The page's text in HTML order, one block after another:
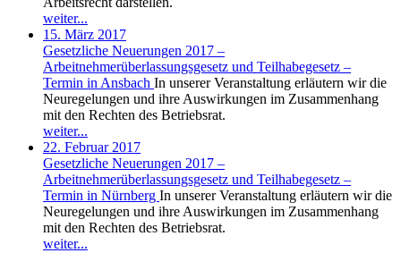
weiter...
15. März 2017
Gesetzliche Neuerungen 2017 –
Arbeitnehmerüberlassungsgesetz und Teilhabegesetz –
Termin in Ansbach In unserer Veranstaltung erläutern wir die
Neuregelungen und ihre Auswirkungen im Zusammenhang
mit den Rechten des Betriebsrat.
weiter...
22. Februar 2017
Gesetzliche Neuerungen 2017 –
Arbeitnehmerüberlassungsgesetz und Teilhabegesetz –
Termin in Nürnberg In unserer Veranstaltung erläutern wir die
Neuregelungen und ihre Auswirkungen im Zusammenhang
mit den Rechten des Betriebsrat.
weiter...